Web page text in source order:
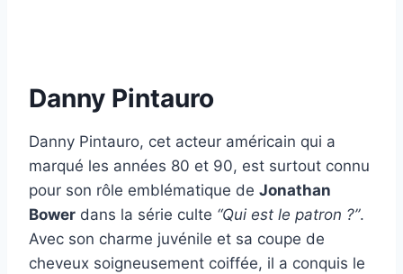
Danny Pintauro
Danny Pintauro, cet acteur américain qui a
marqué les années 80 et 90, est surtout connu
pour son rôle emblématique de Jonathan
Bower dans la série culte “Qui est le patron ?”.
Avec son charme juvénile et sa coupe de
cheveux soigneusement coiffée, il a conquis le